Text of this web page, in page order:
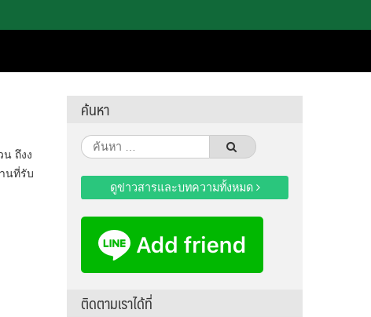
ถึงง
นที่รับ
ค้นหา
ค้นหา
สำหรับ:
ดูข่าวสารและบทความทั้งหมด
ติดตามเราได้ที่